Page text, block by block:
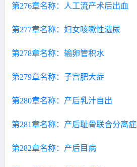
第276章名称：人工流产术后出血
第277章名称：妇女咳嗽性遗尿
第278章名称：输卵管积水
第279章名称：子宫肥大症
第280章名称：产后乳汁自出
第281章名称：产后耻骨联合分离症
第282章名称：产后目病